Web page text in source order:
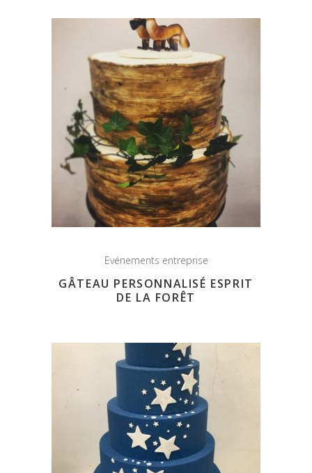
Evénements entreprise
GÂTEAU PERSONNALISÉ ESPRIT
DE LA FORÊT